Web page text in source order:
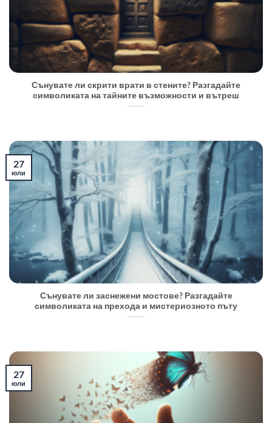
Сънувате ли скрити врати в стените? Разгадайте
символиката на тайните възможности и вътреш
Сънувате ли заснежени мостове? Разгадайте
символиката на прехода и мистериозното пъту
27
юли
27
юли